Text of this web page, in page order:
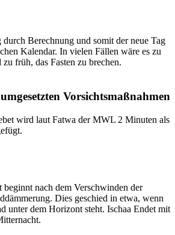
durch Berechnung und somit der neue Tag
Kalendar. In vielen Fällen wäre es zu
früh, das Fasten zu brechen.
Vorsichtsmaßnahmen
wird laut Fatwa der MWL 2 Minuten als
beginnt nach dem Verschwinden der
Dies geschied in etwa, wenn
unter dem Horizont steht. Ischaa Endet mit